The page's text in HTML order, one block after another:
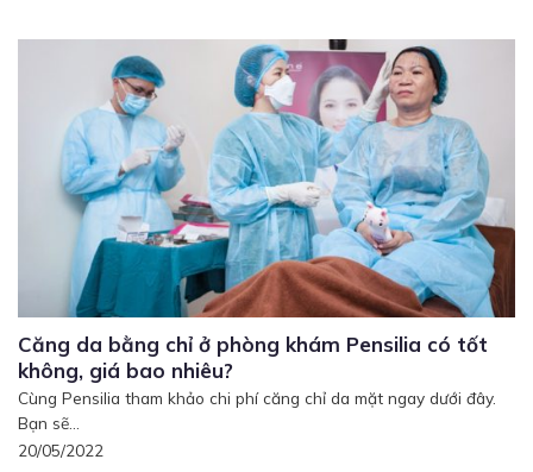
Căng da bằng chỉ ở phòng khám Pensilia có tốt
không, giá bao nhiêu?
Cùng Pensilia tham khảo chi phí căng chỉ da mặt ngay dưới đây.
Bạn sẽ...
20/05/2022